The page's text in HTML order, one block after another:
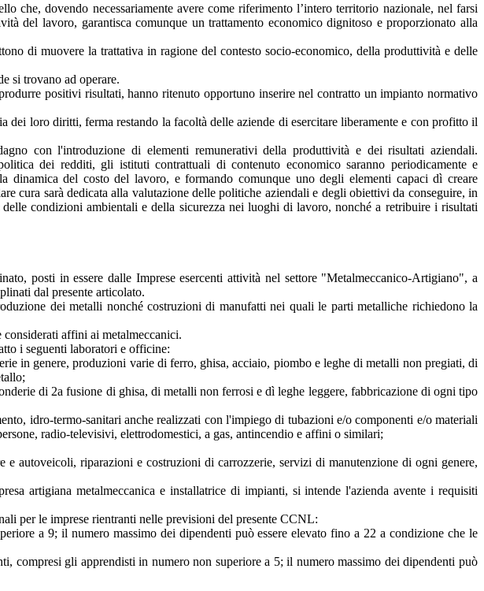
dovendo necessariamente avere come riferimento l’intero territorio nazionale, nel farsi
del lavoro, garantisca comunque un trattamento economico dignitoso e proporzionato alla
di muovere la trattativa in ragione del contesto socio-economico, della produttività e delle
si trovano ad operare.
positivi risultati, hanno ritenuto opportuno inserire nel contratto un impianto normativo
loro diritti, ferma restando la facoltà delle aziende di esercitare liberamente e con profitto il
con l'introduzione di elementi remunerativi della produttività e dei risultati aziendali.
dei redditi, gli istituti contrattuali di contenuto economico saranno periodicamente e
dinamica del costo del lavoro, e formando comunque uno degli elementi capaci dì creare
cura sarà dedicata alla valutazione delle politiche aziendali e degli obiettivi da conseguire, in
condizioni ambientali e della sicurezza nei luoghi di lavoro, nonché a retribuire i risultati
posti in essere dalle Imprese esercenti attività nel settore "Metalmeccanico-Artigiano", a
dal presente articolato.
dei metalli nonché costruzioni di manufatti nei quali le parti metalliche richiedono la
affini ai metalmeccanici.
i seguenti laboratori e officine:
in genere, produzioni varie di ferro, ghisa, acciaio, piombo e leghe di metalli non pregiati, di
di 2a fusione di ghisa, di metalli non ferrosi e dì leghe leggere, fabbricazione di ogni tipo
idro-termo-sanitari anche realizzati con l'impiego di tubazioni e/o componenti e/o materiali
radio-televisivi, elettrodomestici, a gas, antincendio e affini o similari;
autoveicoli, riparazioni e costruzioni di carrozzerie, servizi di manutenzione di ogni genere,
artigiana metalmeccanica e installatrice di impianti, si intende l'azienda avente i requisiti
per le imprese rientranti nelle previsioni del presente CCNL:
a 9; il numero massimo dei dipendenti può essere elevato fino a 22 a condizione che le
compresi gli apprendisti in numero non superiore a 5; il numero massimo dei dipendenti può